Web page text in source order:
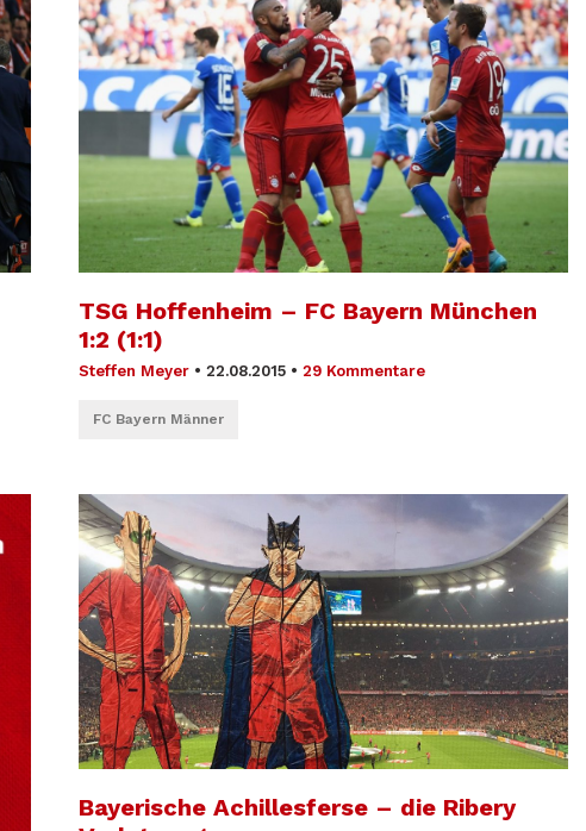
TSG Hoffenheim – FC Bayern München
1:2 (1:1)
Steffen Meyer • 22.08.2015 • 29 Kommentare
FC Bayern Männer
Bayerische Achillesferse – die Ribery